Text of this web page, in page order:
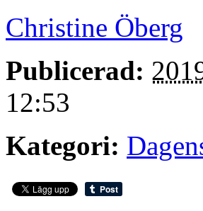
Christine Öberg
Publicerad:
12:53
Kategori: